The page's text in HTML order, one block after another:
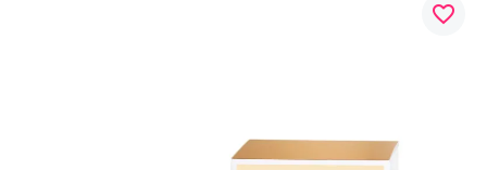
favorite_border